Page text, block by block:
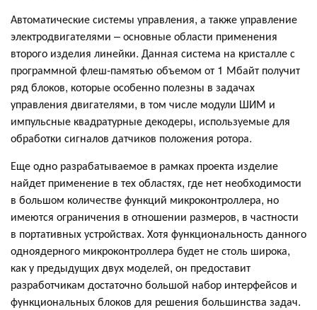
Автоматические системы управления, а также управление
электродвигателями – основные области применения
второго изделия линейки. Данная система на кристалле с
программной флеш-памятью объемом от 1 Мбайт получит
ряд блоков, которые особенно полезны в задачах
управления двигателями, в том числе модули ШИМ и
импульсные квадратурные декодеры, используемые для
обработки сигналов датчиков положения ротора.
Еще одно разрабатываемое в рамках проекта изделие
найдет применение в тех областях, где нет необходимости
в большом количестве функций микроконтроллера, но
имеются ограничения в отношении размеров, в частности
в портативных устройствах. Хотя функциональность данного
одноядерного микроконтроллера будет не столь широка,
как у предыдущих двух моделей, он предоставит
разработчикам достаточно большой набор интерфейсов и
функциональных блоков для решения большинства задач.